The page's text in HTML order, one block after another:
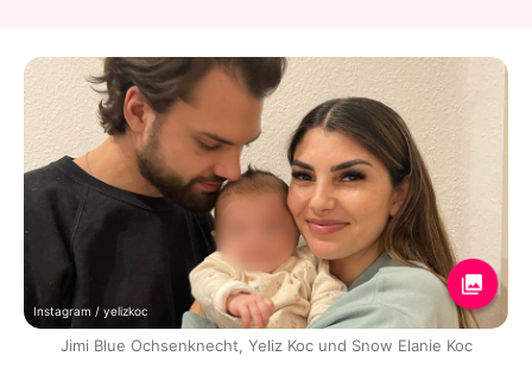
Instagram / yelizkoc
Jimi Blue Ochsenknecht, Yeliz Koc und Snow Elanie Koc